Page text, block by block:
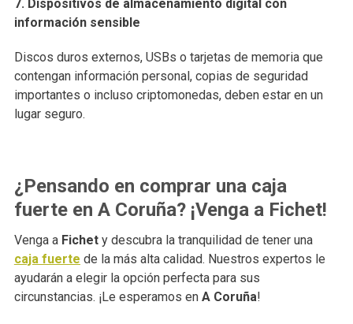
7. Dispositivos de almacenamiento digital con
información sensible
Discos duros externos, USBs o tarjetas de memoria que
contengan información personal, copias de seguridad
importantes o incluso criptomonedas, deben estar en un
lugar seguro.
¿Pensando en comprar una caja
fuerte en A Coruña? ¡Venga a Fichet!
Venga a Fichety descubra la tranquilidad de tener una
caja fuerte de la más alta calidad. Nuestros expertos le
ayudarán a elegir la opción perfecta para sus
circunstancias. ¡Le esperamos enA Coruña!